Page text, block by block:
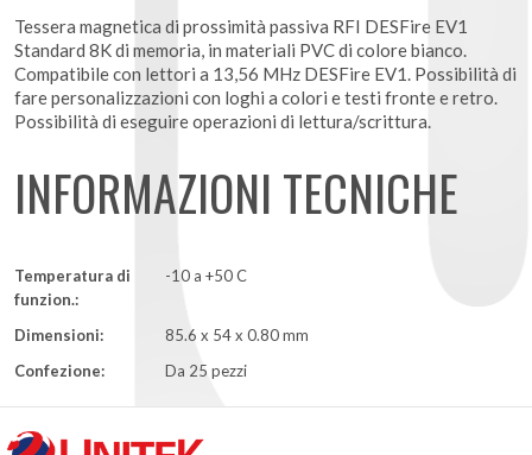
Tessera magnetica di prossimità passiva RFI DESFire EV1
Standard 8K di memoria, in materiali PVC di colore bianco.
Compatibile con lettori a 13,56 MHz DESFire EV1. Possibilità di
fare personalizzazioni con loghi a colori e testi fronte e retro.
Possibilità di eseguire operazioni di lettura/scrittura.
INFORMAZIONI TECNICHE
Temperatura di
funzion.:
-10 a +50 C
Dimensioni:
85.6 x 54 x 0.80 mm
Confezione:
Da 25 pezzi